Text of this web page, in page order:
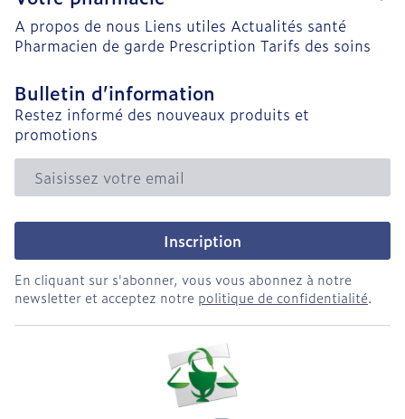
A propos de nous Liens utiles Actualités santé
Pharmacien de garde Prescription Tarifs des soins
Bulletin d’information
Restez informé des nouveaux produits et
promotions
Adresse mail
Inscription
En cliquant sur s'abonner, vous vous abonnez à notre
newsletter et acceptez notre politique de confidentialité.